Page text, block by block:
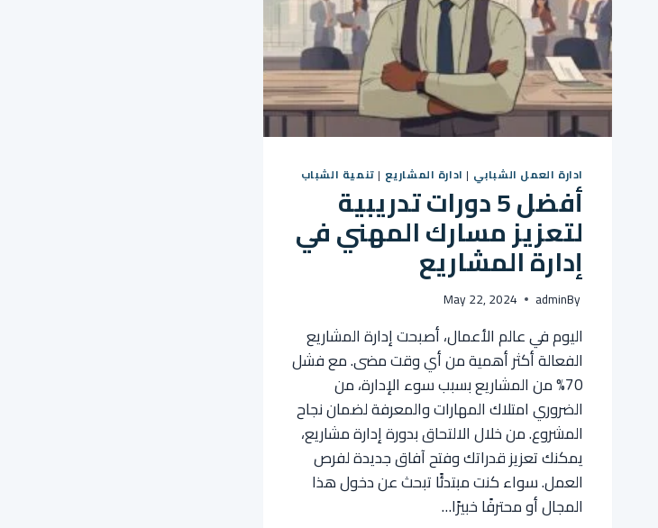
ادارة العمل الشبابي | ادارة المشاريع | تنمية الشباب
أفضل 5 دورات تدريبية
لتعزيز مسارك المهني في
إدارة المشاريع
By
admin
May 22, 2024
اليوم في عالم الأعمال، أصبحت إدارة المشاريع
الفعالة أكثر أهمية من أي وقت مضى. مع فشل
70% من المشاريع بسبب سوء الإدارة، من
الضروري امتلاك المهارات والمعرفة لضمان نجاح
المشروع. من خلال الالتحاق بدورة إدارة مشاريع،
يمكنك تعزيز قدراتك وفتح آفاق جديدة لفرص
العمل. سواء كنت مبتدئًا تبحث عن دخول هذا
المجال أو محترفًا خبيرًا…